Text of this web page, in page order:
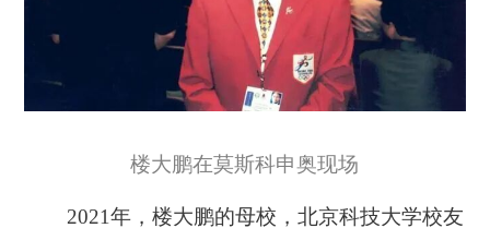
楼大鹏在莫斯科申奥现场
2021年，楼大鹏的母校，北京科技大学校友